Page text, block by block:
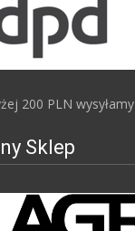
200 PLN wysyłamy
Sklep